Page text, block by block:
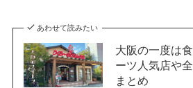
あわせて読みたい
大阪の一度は
ーツ人気店や
まとめ